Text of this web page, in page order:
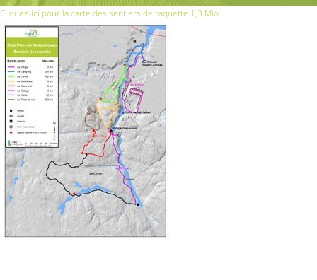
Cliquez-ici pour la carte des sentiers de raquette 1,3 Mio